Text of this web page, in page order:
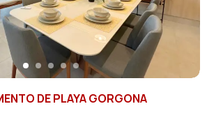
DE PLAYA GORGONA